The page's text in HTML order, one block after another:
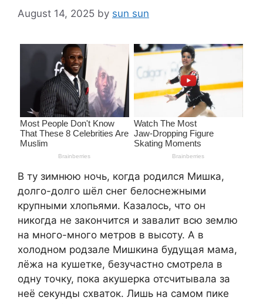
August 14, 2025 by sun sun
В ту зимнюю ночь, когда родился Мишка,
долго-долго шёл снег белоснежными
крупными хлопьями. Казалось, что он
никогда не закончится и завалит всю землю
на много-много метров в высоту. А в
холодном родзале Мишкина будущая мама,
лёжа на кушетке, безучастно смотрела в
одну точку, пока акушерка отсчитывала за
неё секунды схваток. Лишь на самом пике